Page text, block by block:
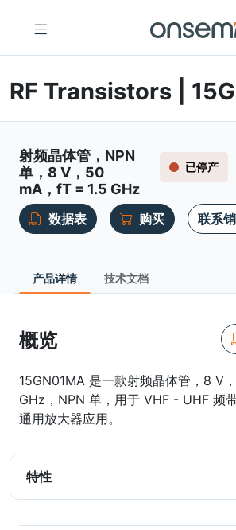
RF Transistors |
射频晶体管，NPN
单，8 V，50
mA，fT = 1.5 GHz
已停产
数据表 购买 联系
产品详情 技术文档
概览
15GN01MA 是一款射频晶体管，8 V
GHz，NPN 单，用于 VHF - UHF 频
通用放大器应用。
特性